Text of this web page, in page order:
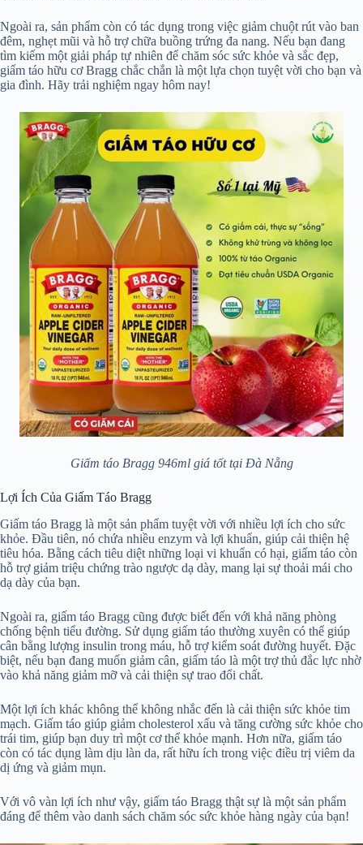
Ngoài ra, sản phẩm còn có tác dụng trong việc giảm chuột rút vào ban
đêm, nghẹt mũi và hỗ trợ chữa buồng trứng đa nang. Nếu bạn đang
tìm kiếm một giải pháp tự nhiên để chăm sóc sức khỏe và sắc đẹp,
giấm táo hữu cơ Bragg chắc chắn là một lựa chọn tuyệt vời cho bạn và
gia đình. Hãy trải nghiệm ngay hôm nay!
Giấm táo Bragg 946ml giá tốt tại Đà Nẵng
Lợi Ích Của Giấm Táo Bragg
Giấm táo Bragg là một sản phẩm tuyệt vời với nhiều lợi ích cho sức
khỏe. Đầu tiên, nó chứa nhiều enzym và lợi khuẩn, giúp cải thiện hệ
tiêu hóa. Bằng cách tiêu diệt những loại vi khuẩn có hại, giấm táo còn
hỗ trợ giảm triệu chứng trào ngược dạ dày, mang lại sự thoải mái cho
dạ dày của bạn.
Ngoài ra, giấm táo Bragg cũng được biết đến với khả năng phòng
chống bệnh tiểu đường. Sử dụng giấm táo thường xuyên có thể giúp
cân bằng lượng insulin trong máu, hỗ trợ kiểm soát đường huyết. Đặc
biệt, nếu bạn đang muốn giảm cân, giấm táo là một trợ thủ đắc lực nhờ
vào khả năng giảm mỡ và cải thiện sự trao đổi chất.
Một lợi ích khác không thể không nhắc đến là cải thiện sức khỏe tim
mạch. Giấm táo giúp giảm cholesterol xấu và tăng cường sức khỏe cho
trái tim, giúp bạn duy trì một cơ thể khỏe mạnh. Hơn nữa, giấm táo
còn có tác dụng làm dịu làn da, rất hữu ích trong việc điều trị viêm da
dị ứng và giảm mụn.
Với vô vàn lợi ích như vậy, giấm táo Bragg thật sự là một sản phẩm
đáng để thêm vào danh sách chăm sóc sức khỏe hàng ngày của bạn!